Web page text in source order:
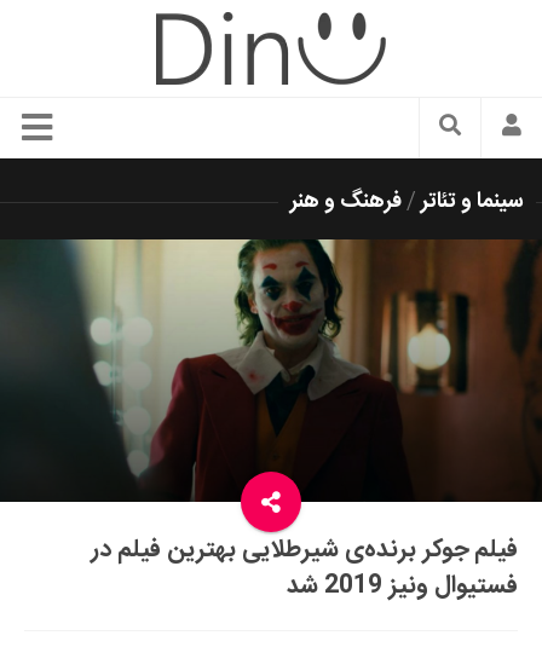
سبک زندگی
زیبایی و آرایش
شیک پوشی
دکوراسیون و چیدمان
غذا
سفر و گردشگری
ایران گردی
جهان گردی
سینما و تئاتر/فرهنگ و هنر
فیلم جوکر برنده‌ی شیرطلایی بهترین فیلم در
فستیوال ونیز 2019 شد